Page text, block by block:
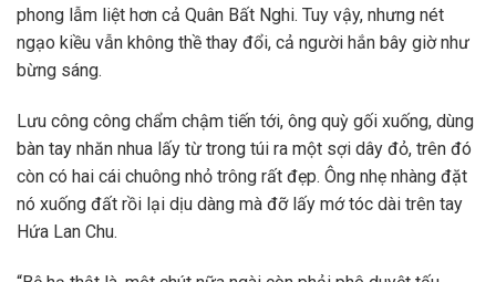
phong lẫm liệt hơn cả Quân Bất Nghi. Tuy vậy, nhưng nét
ngạo kiều vẫn không thề thay đổi, cả người hắn bây giờ như
bừng sáng.
Lưu công công chẩm chậm tiến tới, ông quỳ gối xuống, dùng
bàn tay nhăn nhua lấy từ trong túi ra một sợi dây đỏ, trên đó
còn có hai cái chuông nhỏ trông rất đẹp. Ông nhẹ nhàng đặt
nó xuống đất rồi lại dịu dàng mà đỡ lấy mớ tóc dài trên tay
Hứa Lan Chu.